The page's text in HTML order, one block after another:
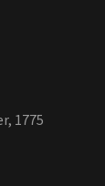
1775